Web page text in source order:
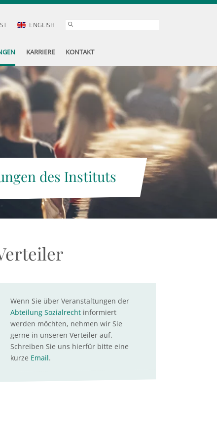
ENGLISH
KARRIERE KONTAKT
des Instituts
Wenn Sie über Veranstaltungen der
Abteilung Sozialrechtinformiert
werden möchten, nehmen wir Sie
gerne in unseren Verteiler auf.
Schreiben Sie uns hierfür bitte eine
kurze Email.